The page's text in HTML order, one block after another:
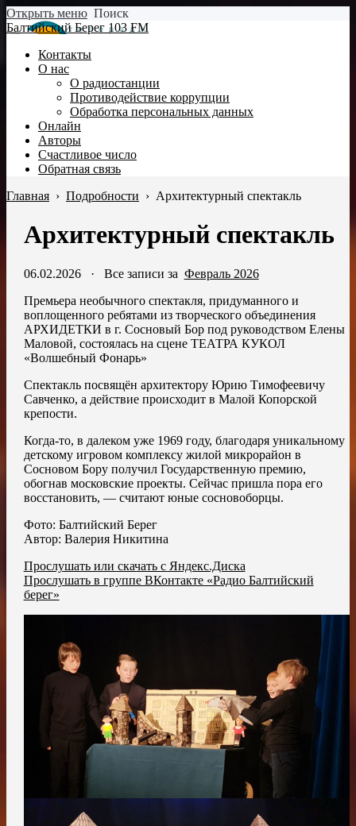
Открыть меню Поиск
Балтийский Берег 103 FM
Контакты
О нас
О радиостанции
Противодействие коррупции
Обработка персональных данных
Онлайн
Авторы
Счастливое число
Обратная связь
Главная › Подробности › Архитектурный спектакль
Архитектурный спектакль
06.02.2026· Все записи за Февраль 2026
Премьера необычного спектакля, придуманного и
воплощенного ребятами из творческого объединения
АРХИДЕТКИ в г. Сосновый Бор под руководством Елены
Маловой, состоялась на сцене ТЕАТРА КУКОЛ
«Волшебный Фонарь»
Спектакль посвящён архитектору Юрию Тимофеевичу
Савченко, а действие происходит в Малой Копорской
крепости.
Когда-то, в далеком уже 1969 году, благодаря уникальному
детскому игровом комплексу жилой микрорайон в
Сосновом Бору получил Государственную премию,
обогнав московские проекты. Сейчас пришла пора его
восстановить, — считают юные сосновоборцы.
Фото: Балтийский Берег
Автор: Валерия Никитина
Прослушать или скачать с Яндекс.Диска
Прослушать в группе ВКонтакте «Радио Балтийский
берег»